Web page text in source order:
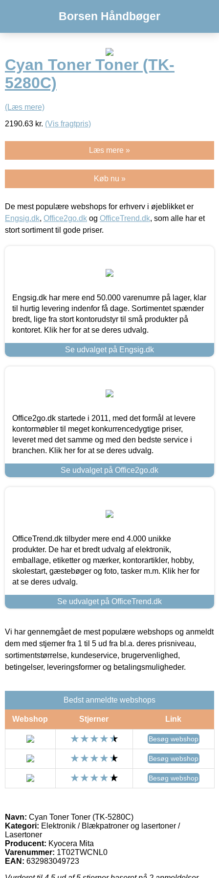
Borsen Håndbøger
Cyan Toner Toner (TK-
5280C)
(Læs mere)
2190.63 kr. (Vis fragtpris)
Læs mere »
Køb nu »
De mest populære webshops for erhverv i øjeblikket er
Engsig.dk, Office2go.dk og OfficeTrend.dk, som alle har et
stort sortiment til gode priser.
Engsig.dk har mere end 50.000 varenumre på lager, klar
til hurtig levering indenfor få dage. Sortimentet spænder
bredt, lige fra stort kontorudstyr til små produkter på
kontoret. Klik her for at se deres udvalg.
Se udvalget på Engsig.dk
Office2go.dk startede i 2011, med det formål at levere
kontormøbler til meget konkurrencedygtige priser,
leveret med det samme og med den bedste service i
branchen. Klik her for at se deres udvalg.
Se udvalget på Office2go.dk
OfficeTrend.dk tilbyder mere end 4.000 unikke
produkter. De har et bredt udvalg af elektronik,
emballage, etiketter og mærker, kontorartikler, hobby,
skolestart, gæstebøger og foto, tasker m.m. Klik her for
at se deres udvalg.
Se udvalget på OfficeTrend.dk
Vi har gennemgået de mest populære webshops og anmeldt
dem med stjerner fra 1 til 5 ud fra bl.a. deres prisniveau,
sortimentstørrelse, kundeservice, brugervenlighed,
betingelser, leveringsformer og betalingsmuligheder.
Bedst anmeldte webshops
Webshop Stjerner Link
Besøg webshop
Besøg webshop
Besøg webshop
Navn: Cyan Toner Toner (TK-5280C)
Kategori: Elektronik / Blækpatroner og lasertoner /
Lasertoner
Producent: Kyocera Mita
Varenummer: 1T02TWCNL0
EAN: 632983049723